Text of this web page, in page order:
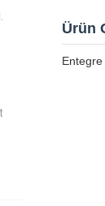
Ürün
Entegre